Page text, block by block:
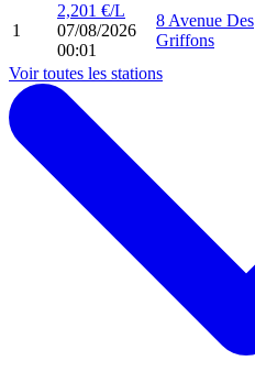
1
2,201 €/L
07/08/2026
00:01
8 Avenue Des
Griffons
Voir toutes les stations